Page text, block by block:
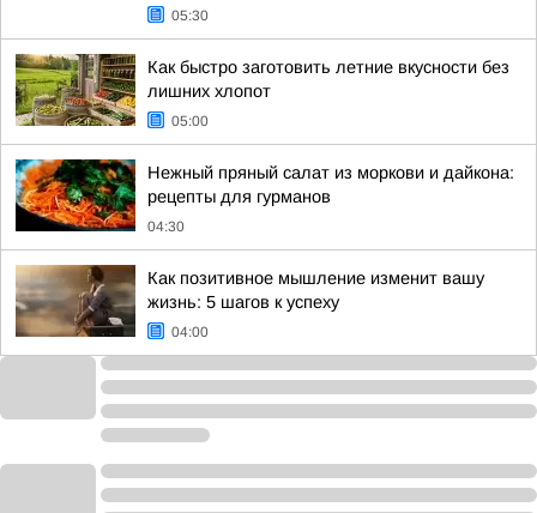
05:30
Как быстро заготовить летние вкусности без
лишних хлопот
05:00
Нежный пряный салат из моркови и дайкона:
рецепты для гурманов
04:30
Как позитивное мышление изменит вашу
жизнь: 5 шагов к успеху
04:00